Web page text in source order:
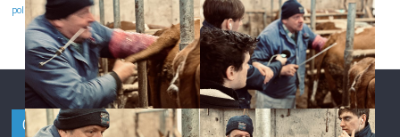
politikazpravodajství zprávy Česká republikažurnalistika
O webu